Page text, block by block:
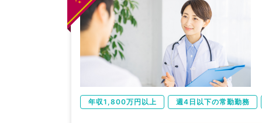
年収1,800万円以上 週4日以下の常勤勤務